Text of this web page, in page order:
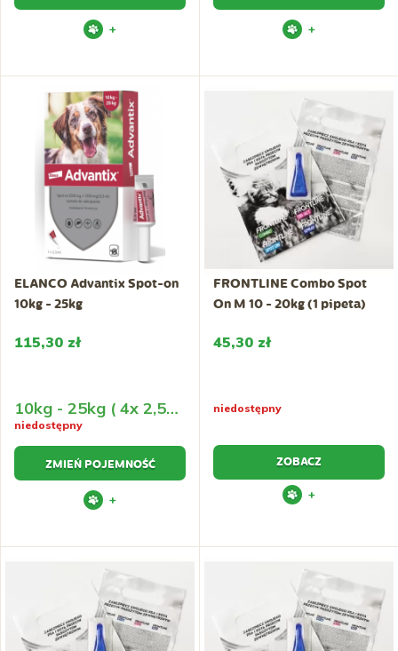
+ +
ELANCO Advantix Spot-on
10kg - 25kg
115,30 zł
10kg - 25kg ( 4x 2,5ml)
niedostępny
ZMIEŃ POJEMNOŚĆ
+
FRONTLINE Combo Spot
On M 10 - 20kg (1 pipeta)
45,30 zł
niedostępny
ZOBACZ
+